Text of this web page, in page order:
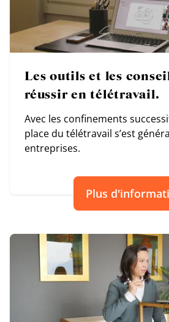
Les outils et les
réussir en télétravail.
Avec les confinements
place du télétravail s’est
entreprises.
Plus